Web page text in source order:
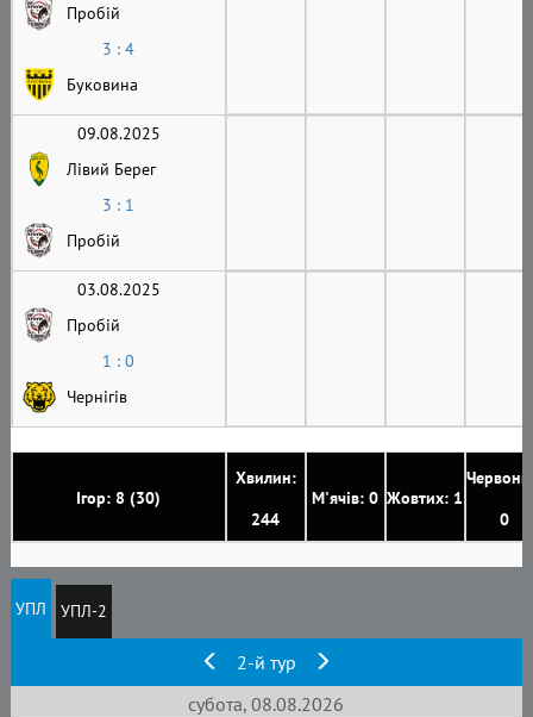
Ігор: 8 (30)
Хвилин:
244
М'ячів: 0 Жовтих: 1
0
Пробій
3 : 4
Буковина
09.08.2025
Лівий Берег
3 : 1
Пробій
03.08.2025
Пробій
1 : 0
Чернігів
УПЛ УПЛ-2
2-й тур
субота, 08.08.2026